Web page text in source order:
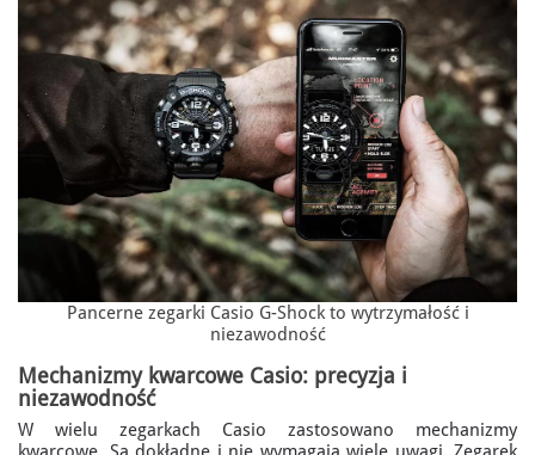
Pancerne zegarki Casio G-Shock to wytrzymałość i
niezawodność
Mechanizmy kwarcowe Casio: precyzja i
niezawodność
W wielu zegarkach Casio zastosowano mechanizmy